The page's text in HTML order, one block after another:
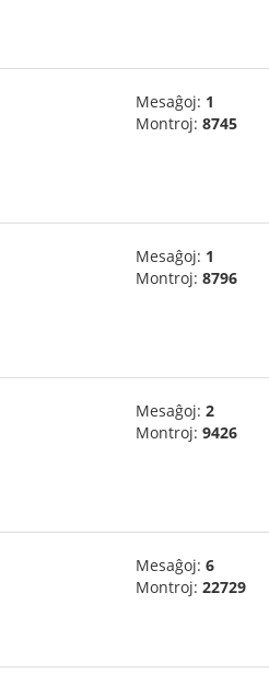
Mesaĝoj: 1
Montroj: 8745
Mesaĝoj: 1
Montroj: 8796
Mesaĝoj: 2
Montroj: 9426
Mesaĝoj: 6
Montroj: 22729